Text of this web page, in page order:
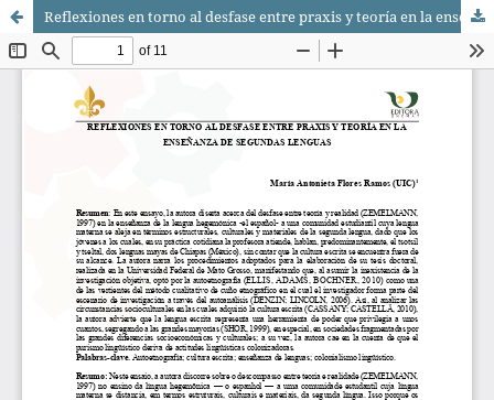
Reflexiones en torno al desfase entre praxis y teoría en la enseñanza de segundas lenguas